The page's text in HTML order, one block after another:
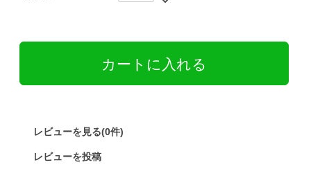
レビューを見る(0件)
レビューを投稿